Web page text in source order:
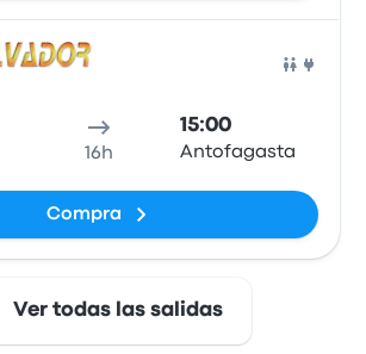
16h
15:00
Antofagasta
Compra
Ver todas las salidas